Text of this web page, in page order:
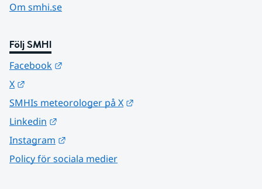
Om smhi.se
Följ SMHI
Facebook
X
SMHIs meteorologer på X
Linkedin
Instagram
Policy för sociala medier